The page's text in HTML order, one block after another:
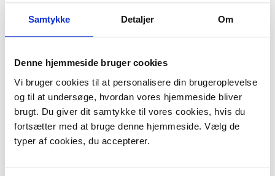
Samtykke Detaljer Om
Denne hjemmeside bruger cookies
Vi bruger cookies til at personalisere din brugeroplevelse
og til at undersøge, hvordan vores hjemmeside bliver
brugt. Du giver dit samtykke til vores cookies, hvis du
fortsætter med at bruge denne hjemmeside. Vælg de
typer af cookies, du accepterer.
Skær nr. 585 + lamelkniv.
Braun 5434
Braun 5437
Braun 5471
Braun 5472
Braun 5473
Braun 5501
Braun 5502
Braun 5584
Braun 5585
Braun Flex Control 4000